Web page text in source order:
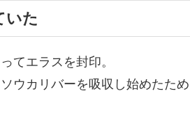
いた
てエラスを封印。
ウカリバーを吸収し始めたため